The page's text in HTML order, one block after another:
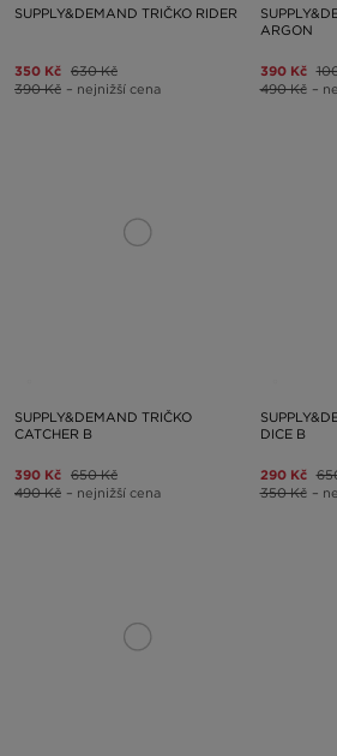
SUPPLY&DEMAND TRIČKO RIDER
350 Kč 630 Kč
390 Kč – nejnižší cena
ARGON
390 Kč
490 Kč –
SUPPLY&DEMAND TRIČKO
CATCHER B
390 Kč 650 Kč
490 Kč – nejnižší cena
DICE B
290 Kč
350 Kč –